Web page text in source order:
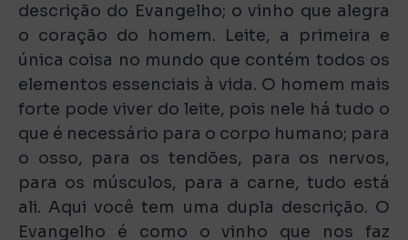
descrição do Evangelho; o vinho que alegra
o coração do homem. Leite, a primeira e
única coisa no mundo que contém todos os
elementos essenciais à vida. O homem mais
forte pode viver do leite, pois nele há tudo o
que é necessário para o corpo humano; para
o osso, para os tendões, para os nervos,
para os músculos, para a carne, tudo está
ali. Aqui você tem uma dupla descrição. O
Evangelho é como o vinho que nos faz